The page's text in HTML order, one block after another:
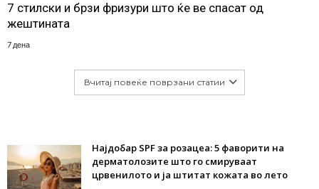
7 стилски и брзи фризури што ќе ве спасат од
жештината
7 дена
Вчитај повеќе поврзани статии
Најдобар SPF за розацеа: 5 фаворити на
дерматолозите што го смируваат
црвенилото и ја штитат кожата во лето